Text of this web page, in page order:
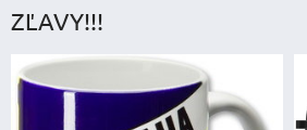
ZĽAVY!!!